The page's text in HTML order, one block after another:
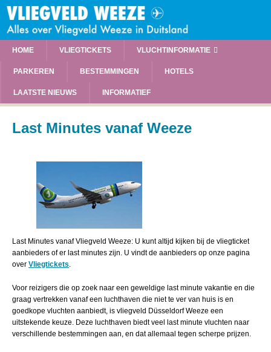
HOME VLIEGTICKETS VLUCHTINFORMATIE
PARKEREN BESTEMMINGEN HOTELS
LAATSTE NIEUWS INFORMATIEF
Last Minutes vanaf Weeze
Last Minutes vanaf Vliegveld Weeze: U kunt altijd kijken bij de vliegticket
aanbieders of er last minutes zijn. U vindt de aanbieders op onze pagina
over Vliegtickets.
Voor reizigers die op zoek naar een geweldige last minute vakantie en die
graag vertrekken vanaf een luchthaven die niet te ver van huis is en
goedkope vluchten aanbiedt, is vliegveld Düsseldorf Weeze een
uitstekende keuze. Deze luchthaven biedt veel last minute vluchten naar
verschillende bestemmingen aan, en dat allemaal tegen scherpe prijzen.